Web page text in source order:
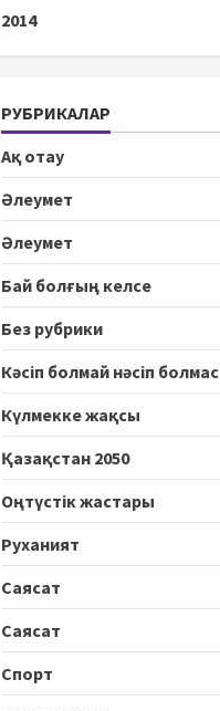
2014
РУБРИКАЛАР
Ақ отау
Әлеумет
Әлеумет
Бай болғың келсе
Без рубрики
Кәсіп болмай нәсіп болмас
Күлмекке жақсы
Қазақстан 2050
Оңтүстік жастары
Руханият
Саясат
Саясат
Спорт